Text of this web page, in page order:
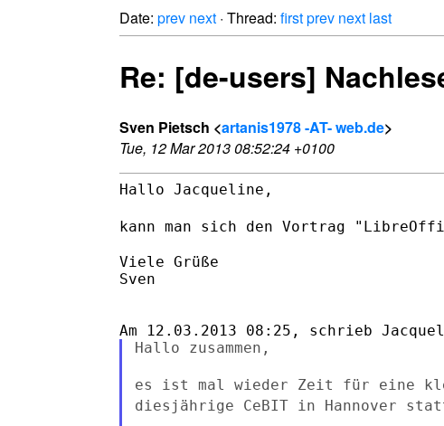
Date: prev next · Thread: firstprev next last
Re: [de-users]
Sven Pietsch <artanis1978 -AT- web.de>
Tue, 12 Mar 2013 08:52:24 +0100
Hallo Jacqueline,
kann man sich den Vortrag
Viele Grüße
Sven
Hallo zusammen,
es ist mal wieder Zeit für eine
diesjährige CeBIT in Hannover